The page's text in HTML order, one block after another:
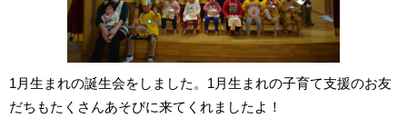
1月生まれの誕生会をしました。1月生まれの子育て支援のお友
だちもたくさんあそびに来てくれましたよ！